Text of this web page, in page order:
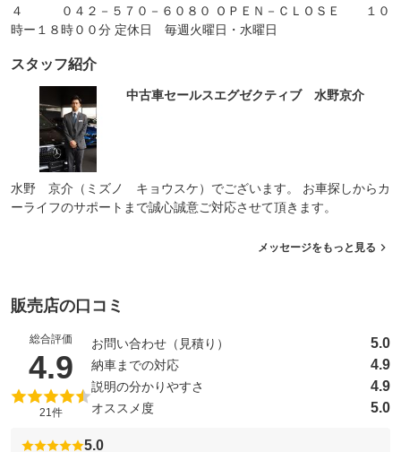
４ ０４２－５７０－６０８０ ＯＰＥＮ－ＣＬＯＳＥ １０
時ー１８時００分 定休日 毎週火曜日・水曜日
スタッフ紹介
中古車セールスエグゼクティブ 水野京介
水野 京介（ミズノ キョウスケ）でございます。 お車探しからカ
ーライフのサポートまで誠心誠意ご対応させて頂きます。
メッセージをもっと見る
販売店の口コミ
総合評価
4.9 （5点満点中）
21件
お問い合わせ（見積り） 5.0
納車までの対応 4.9
説明の分かりやすさ 4.9
オススメ度 5.0
5.0